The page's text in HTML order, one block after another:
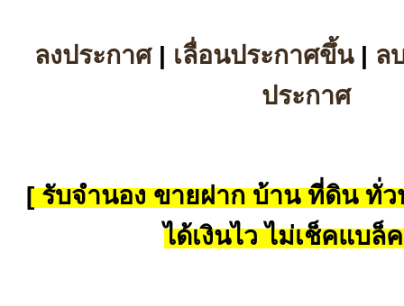
ลงประกาศ| เลื่อนประกาศขึ้น| ล
ประกาศ
[ รับจำนอง ขายฝาก บ้าน ที่ดิน ทั่ว
ได้เงินไว ไม่เช็คแบล็